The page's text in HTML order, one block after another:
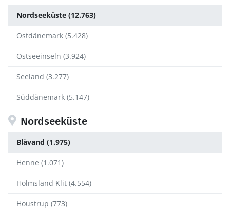
Nordseeküste (12.763)
Ostdänemark (5.428)
Ostseeinseln (3.924)
Seeland (3.277)
Süddänemark (5.147)
Nordseeküste
Blåvand (1.975)
Henne (1.071)
Holmsland Klit (4.554)
Houstrup (773)